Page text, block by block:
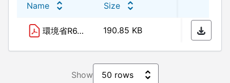
Name Size
環境省R6.9.30通知 ： 一般廃棄物処理業務における 「労務費の適切な転嫁のための価格交渉に関する指針」等を踏まえた対応について（通知）.pdf 190.85 KB
Show 50 rows